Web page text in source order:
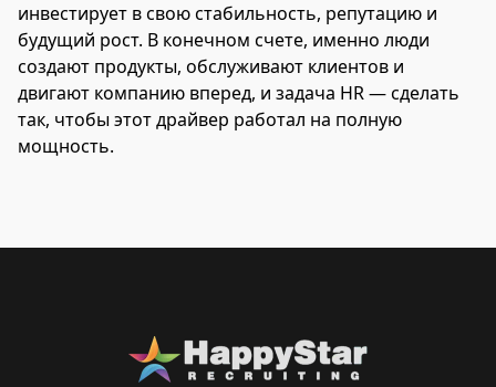
инвестирует в свою стабильность, репутацию и
будущий рост. В конечном счете, именно люди
создают продукты, обслуживают клиентов и
двигают компанию вперед, и задача HR — сделать
так, чтобы этот драйвер работал на полную
мощность.